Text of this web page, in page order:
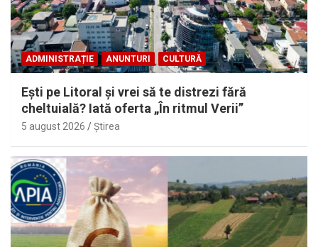
ADMINISTRAȚIE ANUNTURI CULTURĂ
Eşti pe Litoral şi vrei să te distrezi fără
cheltuială? Iată oferta „În ritmul Verii”
5 august 2026 Ştirea